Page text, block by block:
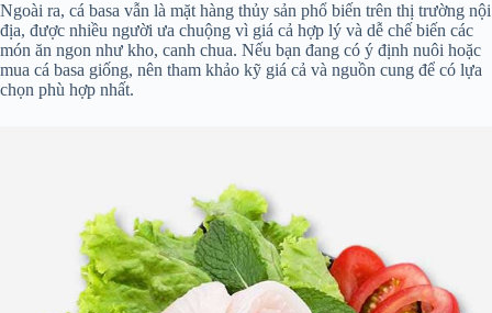
Ngoài ra, cá basa vẫn là mặt hàng thủy sản phổ biến trên thị trường nội
địa, được nhiều người ưa chuộng vì giá cả hợp lý và dễ chế biến các
món ăn ngon như kho, canh chua. Nếu bạn đang có ý định nuôi hoặc
mua cá basa giống, nên tham khảo kỹ giá cả và nguồn cung để có lựa
chọn phù hợp nhất.